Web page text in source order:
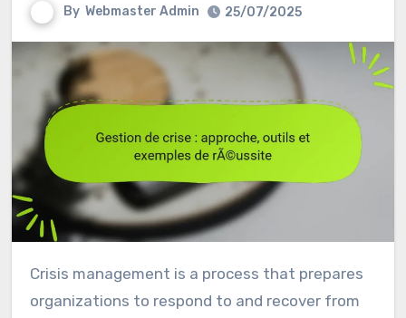
By Webmaster Admin 25/07/2025
Crisis management is a process that prepares
organizations to respond to and recover from